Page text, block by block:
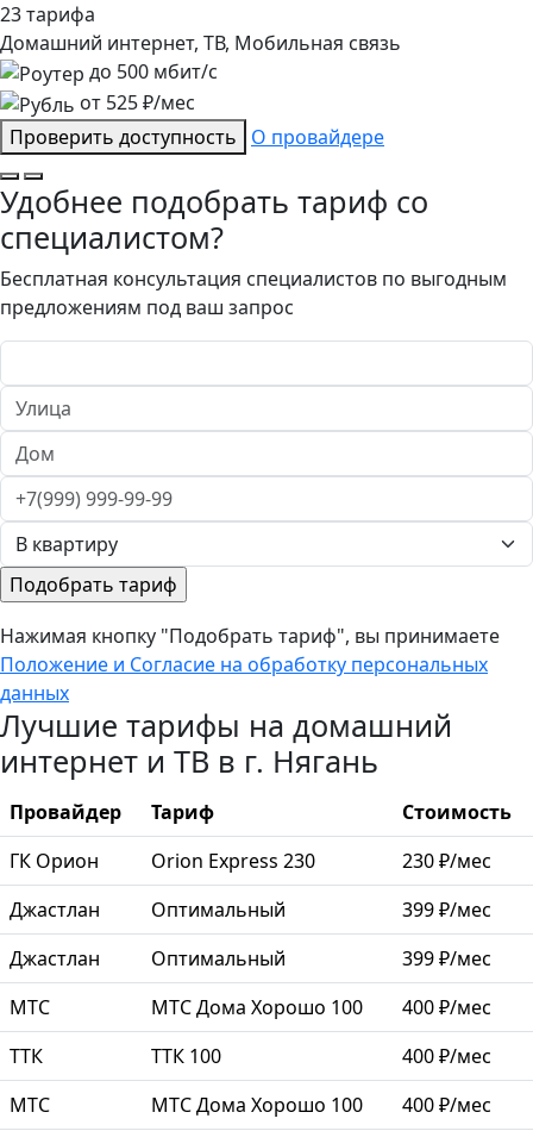
23 тарифа
Домашний интернет, ТВ, Мобильная связь
до 500 мбит/с
от 525₽/мес
Проверить доступность
О провайдере
Удобнее подобрать тариф со
специалистом?
Бесплатная консультация специалистов по выгодным
предложениям под ваш запрос
Нажимая кнопку "Подобрать тариф", вы принимаете
Положение и Согласие на обработку персональных
данных
Лучшие тарифы на домашний
интернет и ТВ в г. Нягань
Провайдер Тариф
Стоимость
ГК Орион
Orion Express 230
230 ₽/мес
Джастлан
Оптимальный
399 ₽/мес
Джастлан
Оптимальный
399 ₽/мес
МТС
МТС Дома Хорошо 100
400 ₽/мес
ТТК
ТТК 100
400 ₽/мес
МТС
МТС Дома Хорошо 100
400 ₽/мес